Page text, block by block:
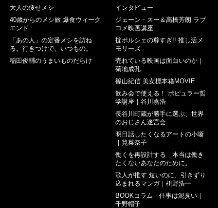
大人の痩せメシ
40歳からのメシ旅 爆食ウィーク
エンド
「あの人」の定番メシを訪ね
る。行きつけで、いつもの。
稲田俊輔のうまいものだらけ
インタビュー
ジェーン・スー＆高橋芳朗 ラブ
コメ映画講座
掟ポルシェの尊すぎ!! 推し活メ
モリーズ
売れている映画は面白いのか｜
菊地成孔
篠山紀信 美女標本箱MOVIE
飲み会で使える！ ポピュラー哲
学講座｜谷川嘉浩
長谷川町蔵が勝手に選ぶ、世界
のおじさん迷宮会
明日話したくなるアートの小噺
｜筧菜奈子
働くを再設計する 本当は働き
たくないあなたのために。
歌人が推す 短いのに、引きずり
込まれるマンガ｜枡野浩一
BOOKコラム 仕事は泥臭い｜
千野帽子